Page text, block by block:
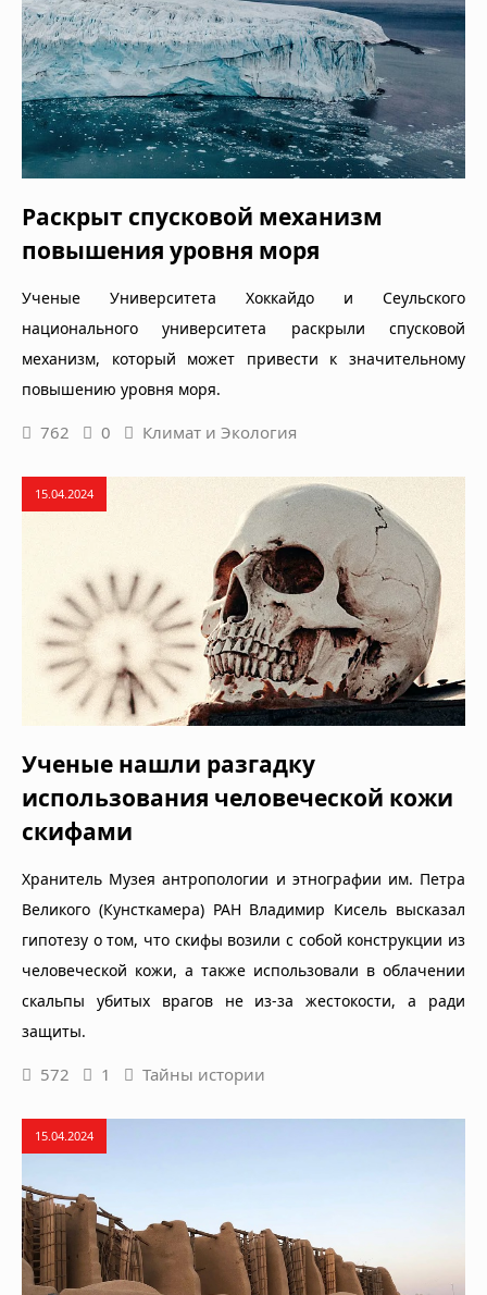
Раскрыт спусковой механизм
повышения уровня моря
Ученые Университета Хоккайдо и Сеульского
национального университета раскрыли спусковой
механизм, который может привести к значительному
повышению уровня моря.
762 0 Климат и Экология
15.04.2024
Ученые нашли разгадку
использования человеческой кожи
скифами
Хранитель Музея антропологии и этнографии им. Петра
Великого (Кунсткамера) РАН Владимир Кисель высказал
гипотезу о том, что скифы возили с собой конструкции из
человеческой кожи, а также использовали в облачении
скальпы убитых врагов не из-за жестокости, а ради
защиты.
572 1 Тайны истории
15.04.2024